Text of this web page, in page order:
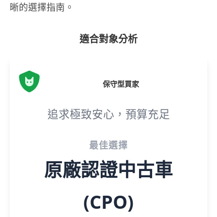
晰的選擇指南。
適合對象分析
保守型買家
追求極致安心，預算充足
最佳選擇
原廠認證中古車
(CPO)